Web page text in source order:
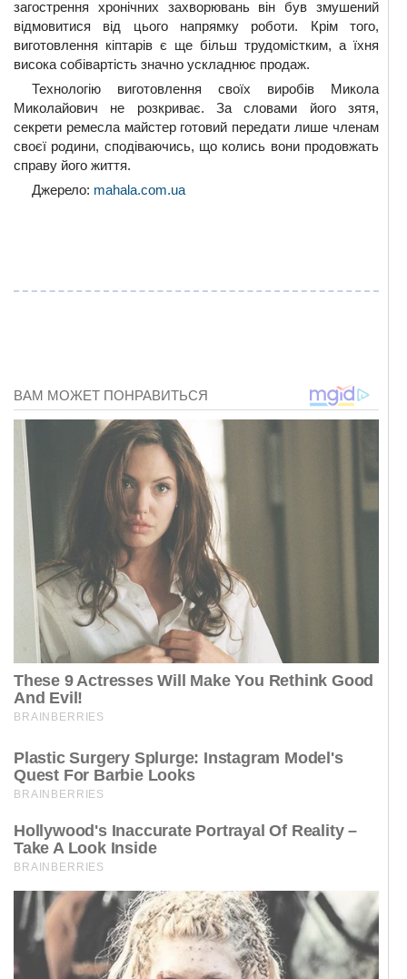
загострення хронічних захворювань він був змушений
відмовитися від цього напрямку роботи. Крім того,
виготовлення кіптарів є ще більш трудомістким, а їхня
висока собівартість значно ускладнює продаж.
Технологію виготовлення своїх виробів Микола
Миколайович не розкриває. За словами його зятя,
секрети ремесла майстер готовий передати лише членам
своєї родини, сподіваючись, що колись вони продовжать
справу його життя.
Джерело: mahala.com.ua